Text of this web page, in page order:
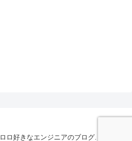
ロ好きなエンジニアのブログ.